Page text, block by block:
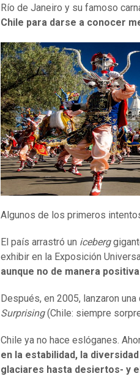
Río de Janeiro y su famoso
Chile para darse a conocer
Algunos de los primeros
El país arrastró un iceberg
exhibir en la Exposición
aunque no de manera
Después, en 2005, lanzaron
Surprising(Chile: siempre
Chile ya no hace eslóganes.
en la estabilidad, la
glaciares hasta desiertos- y